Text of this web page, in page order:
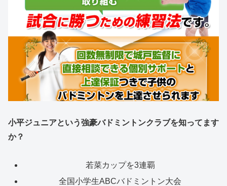
小平ジュニアという強豪バドミントンクラブを知ってます
か？
若菜カップを3連覇
全国小学生ABCバドミントン大会